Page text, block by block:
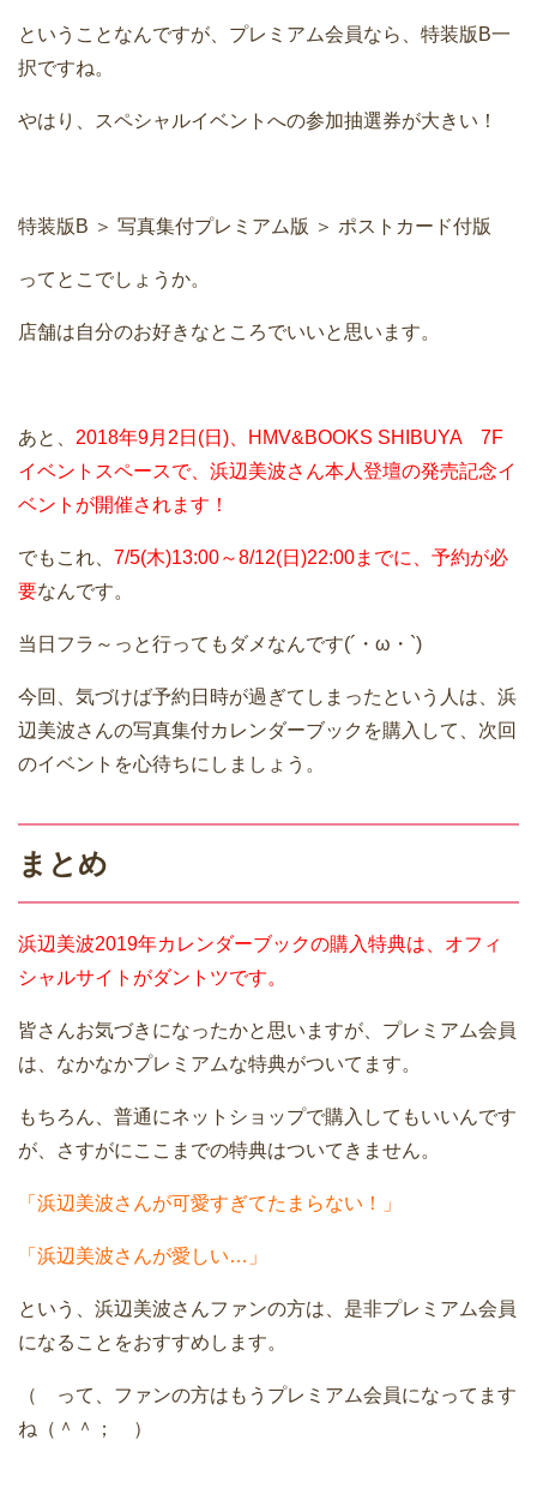
ということなんですが、プレミアム会員なら、特装版B一
択ですね。
やはり、スペシャルイベントへの参加抽選券が大きい！
特装版B ＞ 写真集付プレミアム版 ＞ ポストカード付版
ってとこでしょうか。
店舗は自分のお好きなところでいいと思います。
あと、 2018年9月2日(日)、HMV&BOOKS SHIBUYA 7F
イベントスペースで、浜辺美波さん本人登壇の発売記念イ
ベントが開催されます！
でもこれ、 7/5(木)13:00～8/12(日)22:00までに、予約が必
要なんです。
当日フラ～っと行ってもダメなんです(´・ω・`)
今回、気づけば予約日時が過ぎてしまったという人は、浜
辺美波さんの写真集付カレンダーブックを購入して、次回
のイベントを心待ちにしましょう。
まとめ
浜辺美波2019年カレンダーブックの購入特典は、オフィ
シャルサイトがダントツです。
皆さんお気づきになったかと思いますが、プレミアム会員
は、なかなかプレミアムな特典がついてます。
もちろん、普通にネットショップで購入してもいいんです
が、さすがにここまでの特典はついてきません。
「浜辺美波さんが可愛すぎてたまらない！」
「浜辺美波さんが愛しい…」
という、浜辺美波さんファンの方は、是非プレミアム会員
になることをおすすめします。
（ って、ファンの方はもうプレミアム会員になってます
ね（＾＾； ）